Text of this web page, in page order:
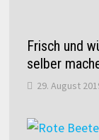
Frisch und
selber
29. August